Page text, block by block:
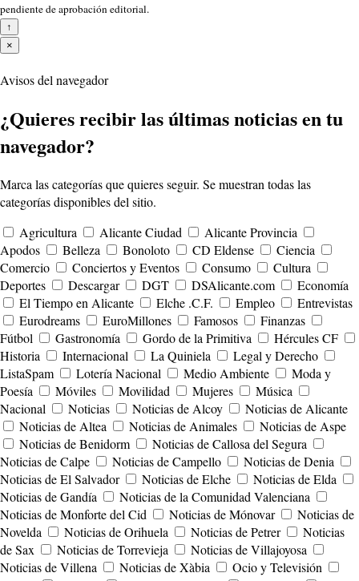
pendiente de aprobación editorial.
↑
×
Avisos del navegador
¿Quieres recibir las últimas noticias en tu
navegador?
Marca las categorías que quieres seguir. Se muestran todas las
categorías disponibles del sitio.
Agricultura
Alicante Ciudad
Alicante Provincia
Apodos
Belleza Bonoloto CD Eldense
Ciencia
Comercio
Conciertos y Eventos Consumo
Cultura
Deportes
Descargar DGT DSAlicante.com
Economía
El Tiempo en Alicante
Elche .C.F. Empleo
Entrevistas
Eurodreams
EuroMillones Famosos
Finanzas
Fútbol
Gastronomía Gordo de la Primitiva
Hércules CF
Historia
Internacional La Quiniela
Legal y Derecho
ListaSpam
Lotería Nacional Medio Ambiente
Moda y
Poesía
Móviles Movilidad Mujeres
Música
Nacional
Noticias Noticias de Alcoy
Noticias de Alicante
Noticias de Altea
Noticias de Animales
Noticias de Aspe
Noticias de Benidorm
Noticias de Callosa del Segura
Noticias de Calpe
Noticias de Campello
Noticias de Denia
Noticias de El Salvador
Noticias de Elche
Noticias de Elda
Noticias de Gandía
Noticias de la Comunidad Valenciana
Noticias de Monforte del Cid
Noticias de Mónovar
Noticias de
Novelda
Noticias de Orihuela Noticias de Petrer
Noticias
de Sax
Noticias de Torrevieja
Noticias de Villajoyosa
Noticias de Villena
Noticias de Xàbia
Ocio y Televisión